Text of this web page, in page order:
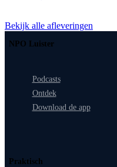
Bekijk alle afleveringen
NPO Luister
Podcasts
Ontdek
Download de app
Praktisch